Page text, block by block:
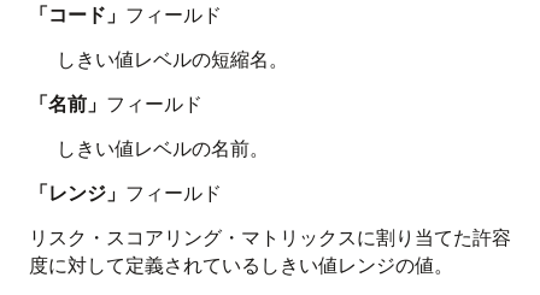
「コード」 フィールド
しきい値レベルの短縮名。
「名前」 フィールド
しきい値レベルの名前。
「レンジ」 フィールド
リスク・スコアリング・マトリックスに割り当てた許容
度に対して定義されているしきい値レンジの値。